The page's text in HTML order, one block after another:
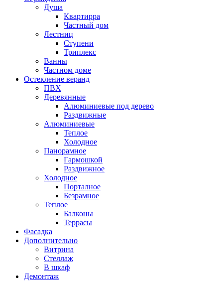
Душа
Квартирра
Частный дом
Лестниц
Ступени
Триплекс
Ванны
Частном доме
Остекление веранд
ПВХ
Деревянные
Алюминиевые под дерево
Раздвижные
Алюминиевые
Теплое
Холодное
Панорамное
Гармошкой
Раздвижное
Холодное
Порталное
Безрамное
Теплое
Балконы
Террасы
Фасадка
Дополнительно
Витрина
Стеллаж
В шкаф
Демонтаж